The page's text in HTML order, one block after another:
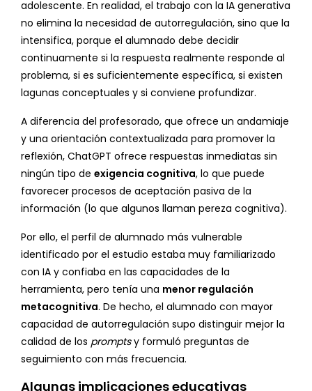
adolescente. En realidad, el trabajo con la IA generativa
no elimina la necesidad de autorregulación, sino que la
intensifica, porque el alumnado debe decidir
continuamente si la respuesta realmente responde al
problema, si es suficientemente específica, si existen
lagunas conceptuales y si conviene profundizar.
A diferencia del profesorado, que ofrece un andamiaje
y una orientación contextualizada para promover la
reflexión, ChatGPT ofrece respuestas inmediatas sin
ningún tipo de exigencia cognitiva, lo que puede
favorecer procesos de aceptación pasiva de la
información (lo que algunos llaman pereza cognitiva).
Por ello, el perfil de alumnado más vulnerable
identificado por el estudio estaba muy familiarizado
con IA y confiaba en las capacidades de la
herramienta, pero tenía una menor regulación
metacognitiva. De hecho, el alumnado con mayor
capacidad de autorregulación supo distinguir mejor la
calidad de los promptsy formuló preguntas de
seguimiento con más frecuencia.
Algunas implicaciones educativas